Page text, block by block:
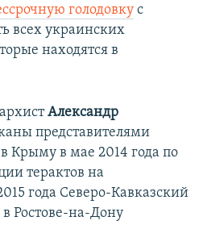
голодовку с
всех украинских
находятся в
Александр
представителями
Крыму в мае 2014 года по
терактов на
года Северо-Кавказский
Ростове-на-Дону